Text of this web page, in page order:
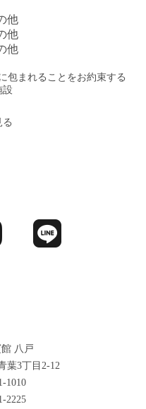
包まれることをお約束する
設
る
八戸
葉3丁目2-12
1010
2225